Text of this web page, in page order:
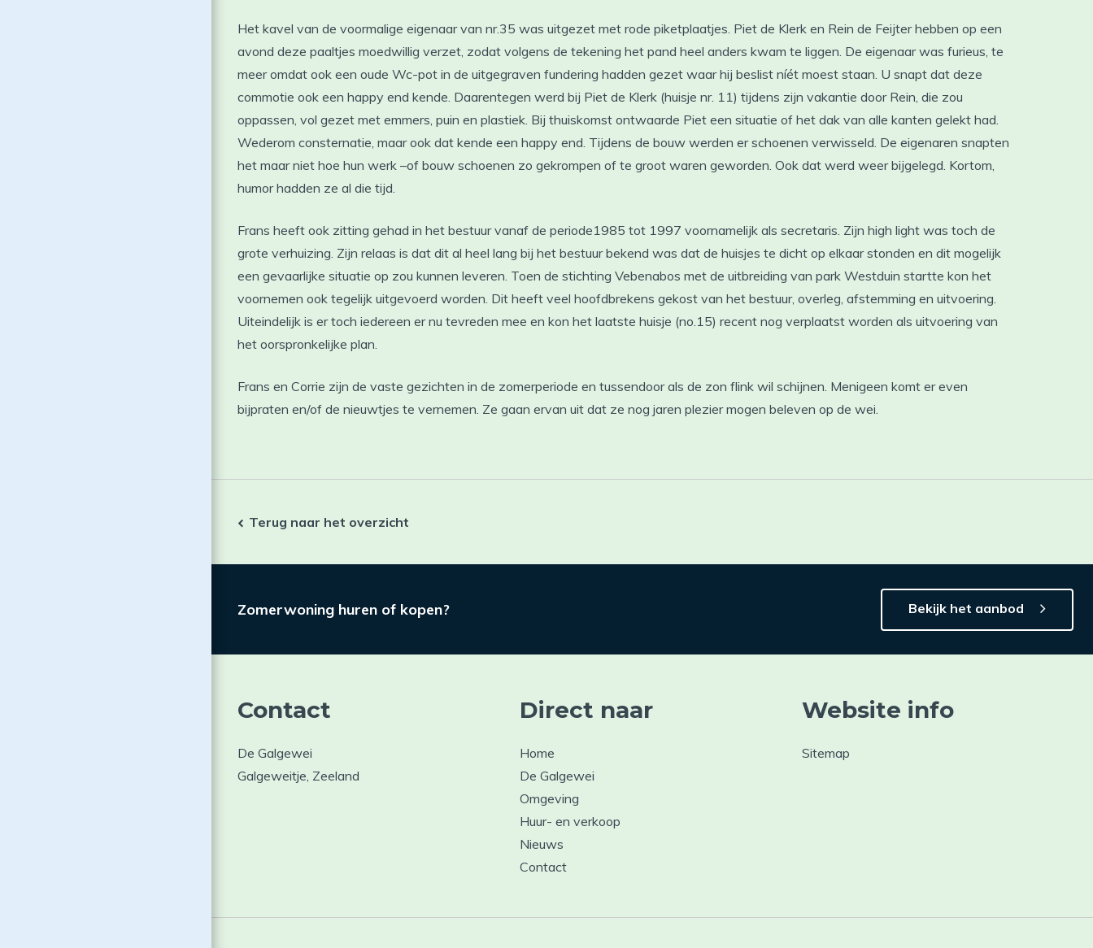
Het kavel van de voormalige eigenaar van nr.35 was uitgezet met rode piketplaatjes. Piet de Klerk en Rein de Feijter hebben op een
avond deze paaltjes moedwillig verzet, zodat volgens de tekening het pand heel anders kwam te liggen. De eigenaar was furieus, te
meer omdat ook een oude Wc-pot in de uitgegraven fundering hadden gezet waar hij beslist níét moest staan. U snapt dat deze
commotie ook een happy end kende. Daarentegen werd bij Piet de Klerk (huisje nr. 11) tijdens zijn vakantie door Rein, die zou
oppassen, vol gezet met emmers, puin en plastiek. Bij thuiskomst ontwaarde Piet een situatie of het dak van alle kanten gelekt had.
Wederom consternatie, maar ook dat kende een happy end. Tijdens de bouw werden er schoenen verwisseld. De eigenaren snapten
het maar niet hoe hun werk –of bouw schoenen zo gekrompen of te groot waren geworden. Ook dat werd weer bijgelegd. Kortom,
humor hadden ze al die tijd.
Frans heeft ook zitting gehad in het bestuur vanaf de periode1985 tot 1997 voornamelijk als secretaris. Zijn high light was toch de
grote verhuizing. Zijn relaas is dat dit al heel lang bij het bestuur bekend was dat de huisjes te dicht op elkaar stonden en dit mogelijk
een gevaarlijke situatie op zou kunnen leveren. Toen de stichting Vebenabos met de uitbreiding van park Westduin startte kon het
voornemen ook tegelijk uitgevoerd worden. Dit heeft veel hoofdbrekens gekost van het bestuur, overleg, afstemming en uitvoering.
Uiteindelijk is er toch iedereen er nu tevreden mee en kon het laatste huisje (no.15) recent nog verplaatst worden als uitvoering van
het oorspronkelijke plan.
Frans en Corrie zijn de vaste gezichten in de zomerperiode en tussendoor als de zon flink wil schijnen. Menigeen komt er even
bijpraten en/of de nieuwtjes te vernemen. Ze gaan ervan uit dat ze nog jaren plezier mogen beleven op de wei.
Terug naar het overzicht
Zomerwoning huren of kopen? Bekijk het aanbod
Contact
De Galgewei
Galgeweitje, Zeeland
Direct naar
Home
De Galgewei
Omgeving
Huur- en verkoop
Nieuws
Contact
Website info
Sitemap